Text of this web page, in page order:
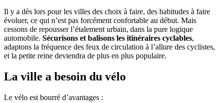
Il y a dès lors pour les villes des choix à faire, des habitudes à faire
évoluer, ce qui n’est pas forcément confortable au début. Mais
cessons de repousser l’étalement urbain, dans la pure logique
automobile. Sécurisons et balisons les itinéraires cyclables,
adaptons la fréquence des feux de circulation à l’allure des cyclistes,
et la petite reine deviendra de plus en plus populaire.
La ville a besoin du vélo
Le vélo est bourré d’avantages :